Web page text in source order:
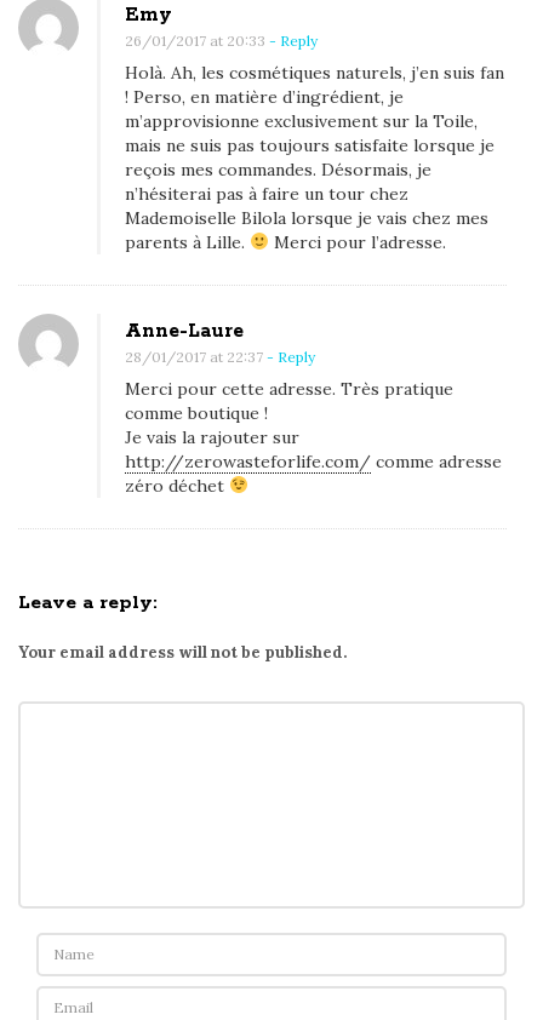
l
’
a
t
e
l
i
e
r
d
e
c
o
s
m
q
u
s
e
l
s
Emy
26/01/2017 at 20:33 - Reply
Holà. Ah, les cosmétiques naturels, j’en suis fan
! Perso, en matière d’ingrédient, je
m’approvisionne exclusivement sur la Toile,
mais ne suis pas toujours satisfaite lorsque je
reçois mes commandes. Désormais, je
n’hésiterai pas à faire un tour chez
Mademoiselle Bilola lorsque je vais chez mes
parents à Lille.
Merci pour l’adresse.
Anne-Laure
28/01/2017 at 22:37 - Reply
Merci pour cette adresse. Très pratique
comme boutique !
Je vais la rajouter sur
http://zerowasteforlife.com/ comme adresse
zéro déchet
Leave a reply:
Your email address will not be published.